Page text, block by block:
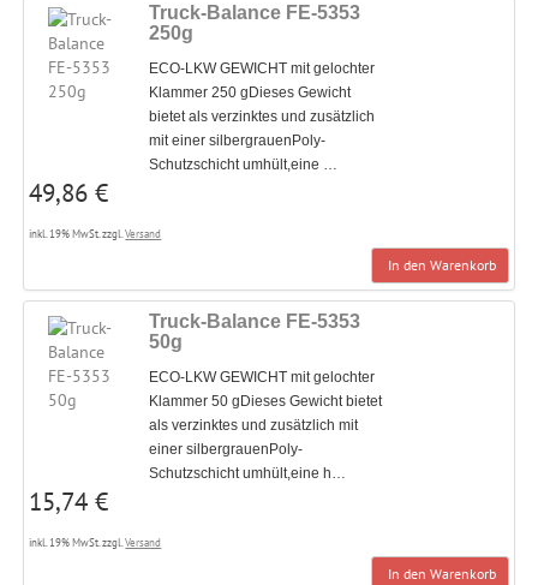
Truck-Balance FE-5353
250g
ECO-LKW GEWICHT mit gelochter
Klammer 250 gDieses Gewicht
bietet als verzinktes und zusätzlich
mit einer silbergrauenPoly-
Schutzschicht umhült,eine …
49,86 €
inkl. 19% MwSt. zzgl.Versand
In den Warenkorb
Truck-Balance FE-5353
50g
ECO-LKW GEWICHT mit gelochter
Klammer 50 gDieses Gewicht bietet
als verzinktes und zusätzlich mit
einer silbergrauenPoly-
Schutzschicht umhült,eine h…
15,74 €
inkl. 19% MwSt. zzgl.Versand
In den Warenkorb